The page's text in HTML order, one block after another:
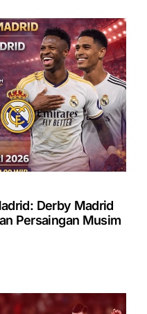
Derby Madrid
Persaingan Musim